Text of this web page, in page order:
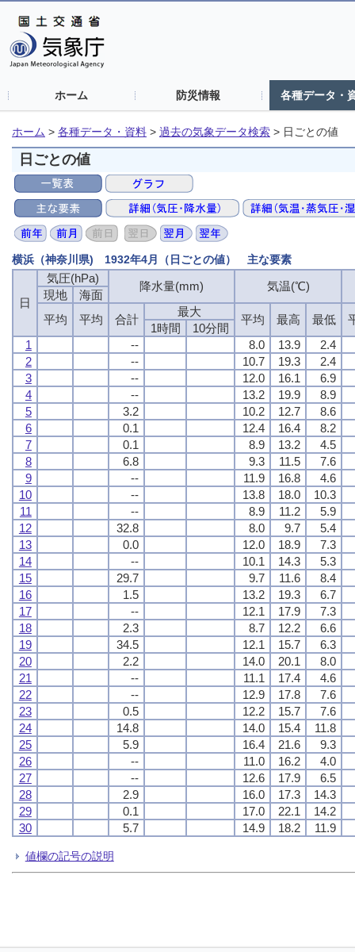
ホーム 防災情報 各種データ・
ホーム > 各種データ・資料 > 過去の気象データ検索 > 日ごとの値
日ごとの値
横浜（神奈川県) 1932年4月（日ごとの値） 主な要素
日
気圧(hPa)
降水量(mm) 気温(℃)
現地
海面
平均
平均 合計
最大
平均 最高 最低
1時間
10分間
1
-- 8.0 13.9
2.4
2
-- 10.7 19.3
2.4
3
-- 12.0 16.1
6.9
4
-- 13.2 19.9
8.9
5
3.2 10.2 12.7
8.6
6
0.1 12.4 16.4
8.2
7
0.1 8.9 13.2
4.5
8
6.8 9.3 11.5
7.6
9
-- 11.9 16.8
4.6
10
-- 13.8 18.0
10.3
11
-- 8.9 11.2
5.9
12
32.8 8.0 9.7
5.4
13
0.0 12.0 18.9
7.3
14
-- 10.1 14.3
5.3
15
29.7 9.7 11.6
8.4
16
1.5 13.2 19.3
6.7
17
-- 12.1 17.9
7.3
18
2.3 8.7 12.2
6.6
19
34.5 12.1 15.7
6.3
20
2.2 14.0 20.1
8.0
21
-- 11.1 17.4
4.6
22
-- 12.9 17.8
7.6
23
0.5 12.2 15.7
7.6
24
14.8 14.0 15.4
11.8
25
5.9 16.4 21.6
9.3
26
-- 11.0 16.2
4.0
27
-- 12.6 17.9
6.5
28
2.9 16.0 17.3
14.3
29
0.1 17.0 22.1
14.2
30
5.7 14.9 18.2 11.9
値欄の記号の説明